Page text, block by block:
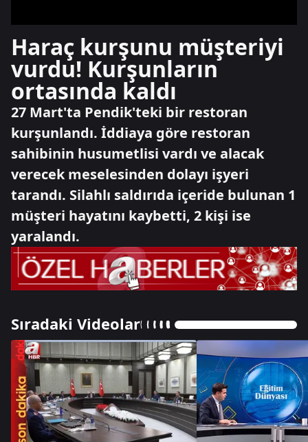
Haraç kurşunu müşteriyi
vurdu! Kurşunların
ortasında kaldı
27 Mart'ta Pendik'teki bir restoran
kurşunlandı. İddiaya göre restoran
sahibinin husumetlisi vardı ve alacak
verecek meselesinden dolayı işyeri
tarandı. Silahlı saldırıda içeride bulunan 1
müşteri hayatını kaybetti, 2 kişi ise
yaralandı.
Sıradaki Videolar